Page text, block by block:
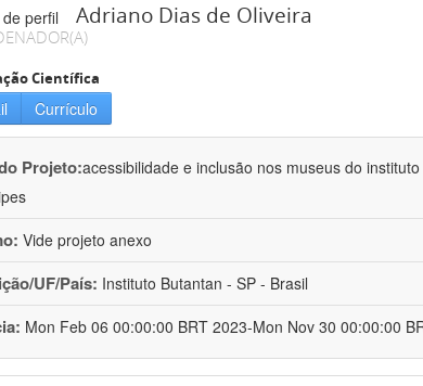
Adriano Dias de Oliveira
Científica
Currículo
Projeto:acessibilidade e inclusão nos museus do
Vide projeto anexo
UF/País: Instituto Butantan - SP - Brasil
Mon Feb 06 00:00:00 BRT 2023-Mon Nov 30 00:00:00